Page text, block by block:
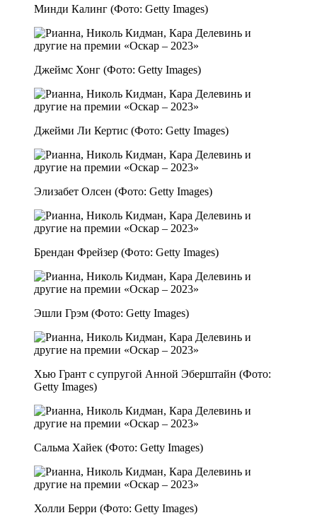
Минди Калинг (Фото: Getty Images)
Джеймс Хонг (Фото: Getty Images)
Джейми Ли Кертис (Фото: Getty Images)
Элизабет Олсен (Фото: Getty Images)
Брендан Фрейзер (Фото: Getty Images)
Эшли Грэм (Фото: Getty Images)
Хью Грант с супругой Анной Эберштайн (Фото:
Getty Images)
Сальма Хайек (Фото: Getty Images)
Холли Берри (Фото: Getty Images)